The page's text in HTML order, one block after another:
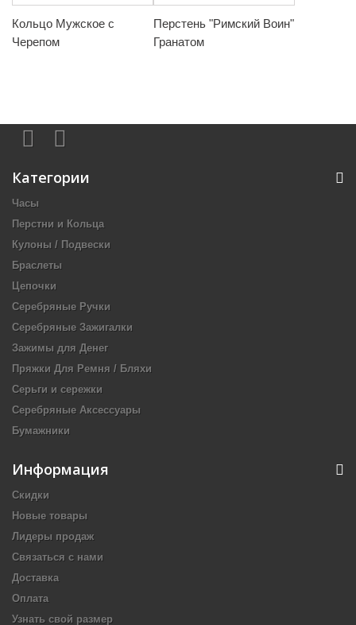
Кольцо Мужское с
Черепом
Перстень "Римский Воин"
Гранатом
Категории
Часы
Перстни и Кольца
Кулоны / Подвески
Браслеты
Цепочки
Серебряные Ручки
Серебряные Зажигалки
Зажимы для Денег
Пряжки Для Ремня / Бляхи
Серьги и сережки
Серебряные Аксессуары
Бумажники
Информация
Скидки
Новые товары
Лидеры продаж
Связаться с нами
Доставка
Оплата
Узнать свой размер